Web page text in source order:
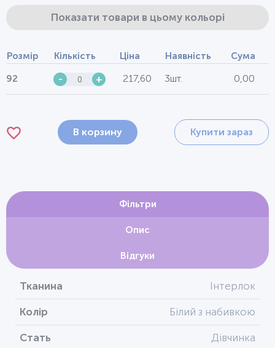
Показати товари в цьому кольорі
Розмір Кількість Ціна Наявність Сума
92 - + 217,60 3шт. 0,00
В корзину Купити зараз
Фільтри
Опис
Відгуки
Тканина Інтерлок
Колір Білий з набивкою
Стать Дівчинка